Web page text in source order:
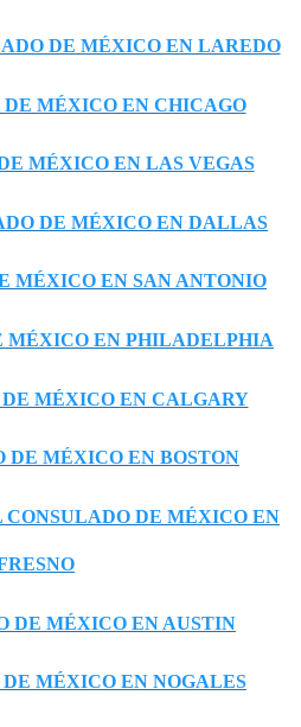
DE MÉXICO EN LAREDO
MÉXICO EN CHICAGO
MÉXICO EN LAS VEGAS
DE MÉXICO EN DALLAS
MÉXICO EN SAN ANTONIO
MÉXICO EN PHILADELPHIA
MÉXICO EN CALGARY
DE MÉXICO EN BOSTON
DE MÉXICO EN
DE MÉXICO EN AUSTIN
MÉXICO EN NOGALES